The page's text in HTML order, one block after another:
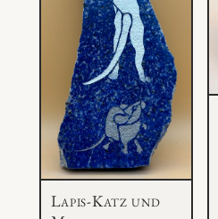
Lapis-Katz und